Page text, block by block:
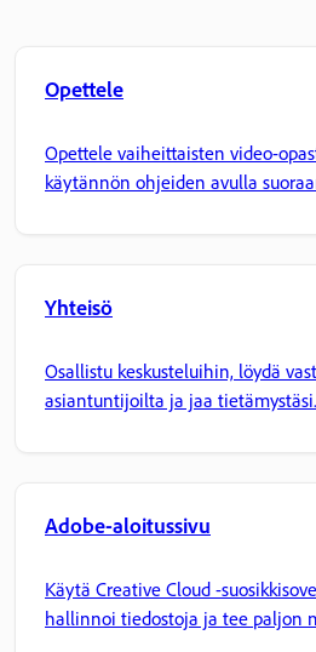
Opettele
Opettele vaiheittaisten video-
käytännön ohjeiden avulla
Yhteisö
Osallistu keskusteluihin, löydä
asiantuntijoilta ja jaa tietämystäsi.
Adobe-aloitussivu
Käytä Creative Cloud -
hallinnoi tiedostoja ja tee paljon